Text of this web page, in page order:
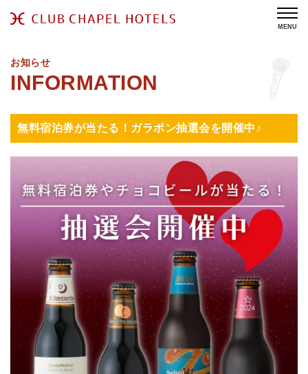
MENU
お知らせ
無料宿泊券が当たる！ガラポン抽選会を開催中♪